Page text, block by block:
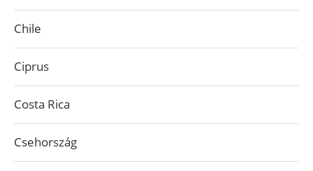
Chile
Ciprus
Costa Rica
Csehország